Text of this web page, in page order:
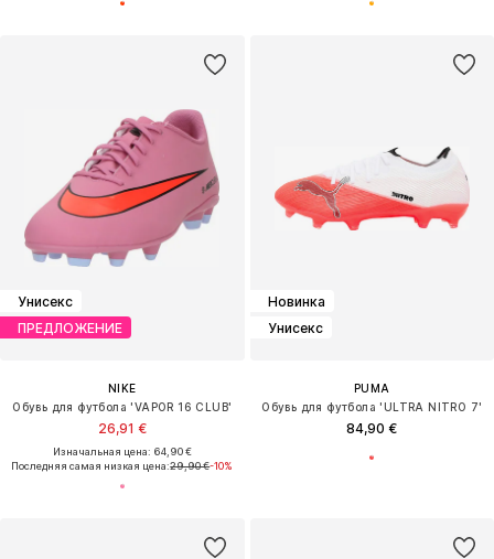
Унисекс
ПРЕДЛОЖЕНИЕ
NIKE
Обувь для футбола 'VAPOR 16 CLUB'
26,91 €
Изначальная цена: 64,90 €
Последняя самая низкая цена:29,90 €-10%
Новинка
Унисекс
PUMA
Обувь для футбола 'ULTRA NITRO 7'
84,90 €